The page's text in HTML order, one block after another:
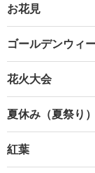
お花見
ゴールデンウィ
花火大会
夏休み（夏祭り）
紅葉